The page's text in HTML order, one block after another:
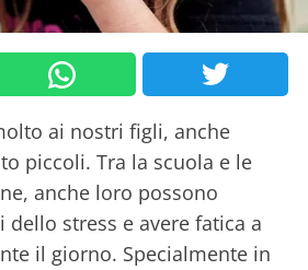
ai nostri figli, anche
piccoli. Tra la scuola e le
anche loro possono
stress e avere fatica a
il giorno. Specialmente in